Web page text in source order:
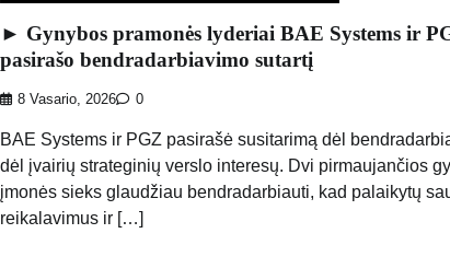
► Gynybos pramonės lyderiai BAE Systems ir
pasirašo bendradarbiavimo sutartį
8 Vasario, 2026 0
BAE Systems ir PGZ pasirašė susitarimą dėl
dėl įvairių strateginių verslo interesų. Dvi pirmaujančios
įmonės sieks glaudžiau bendradarbiauti, kad palaikytų
reikalavimus ir […]